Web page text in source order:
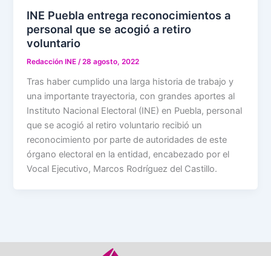
INE Puebla entrega reconocimientos a
personal que se acogió a retiro
voluntario
Redacción INE/28 agosto, 2022
Tras haber cumplido una larga historia de trabajo y
una importante trayectoria, con grandes aportes al
Instituto Nacional Electoral (INE) en Puebla, personal
que se acogió al retiro voluntario recibió un
reconocimiento por parte de autoridades de este
órgano electoral en la entidad, encabezado por el
Vocal Ejecutivo, Marcos Rodríguez del Castillo.